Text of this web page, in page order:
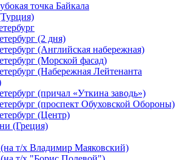
точка Байкала
(2 дня)
(Английская набережная)
(Морской фасад)
(Набережная Лейтенанта
(причал «Уткина заводь»)
(проспект Обуховской Обороны)
(Центр)
(Греция)
т/х Владимир Маяковский)